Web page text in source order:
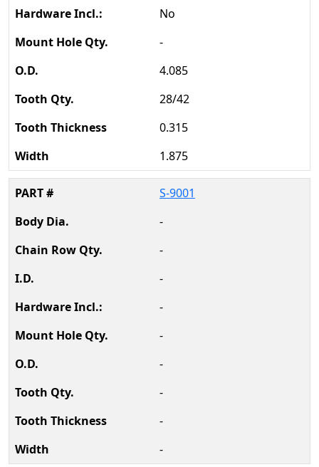
No
-
4.085
28/42
0.315
1.875
S-9001
-
-
-
-
-
-
-
-
-